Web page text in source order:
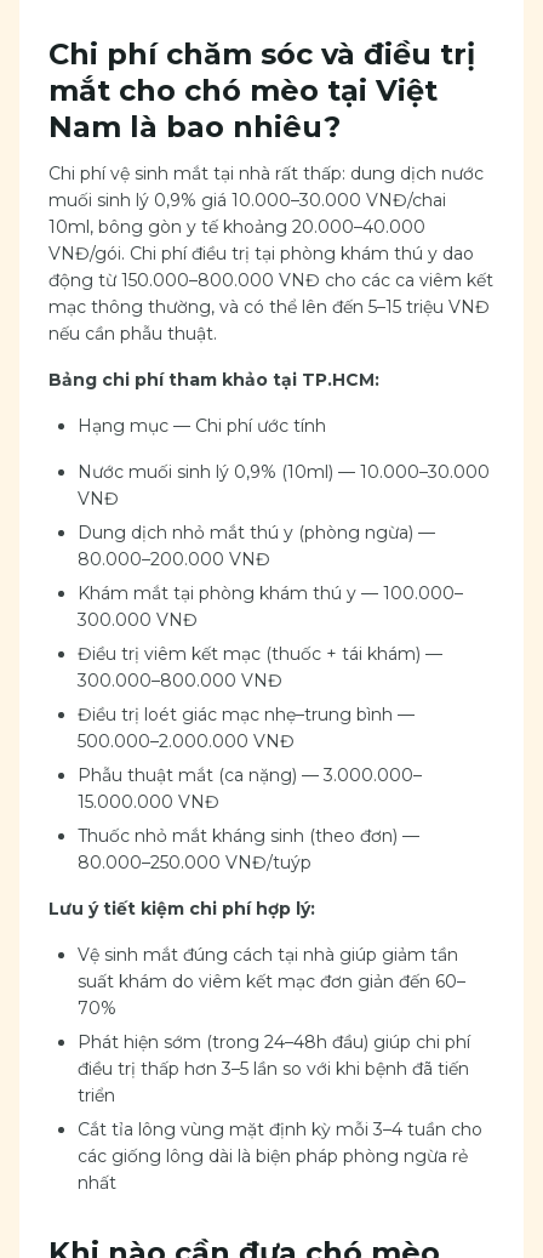
Chi phí chăm sóc và điều trị
mắt cho chó mèo tại Việt
Nam là bao nhiêu?
Chi phí vệ sinh mắt tại nhà rất thấp: dung dịch nước
muối sinh lý 0,9% giá 10.000–30.000 VNĐ/chai
10ml, bông gòn y tế khoảng 20.000–40.000
VNĐ/gói. Chi phí điều trị tại phòng khám thú y dao
động từ 150.000–800.000 VNĐ cho các ca viêm kết
mạc thông thường, và có thể lên đến 5–15 triệu VNĐ
nếu cần phẫu thuật.
Bảng chi phí tham khảo tại TP.HCM:
Hạng mục — Chi phí ước tính
Nước muối sinh lý 0,9% (10ml) — 10.000–30.000
VNĐ
Dung dịch nhỏ mắt thú y (phòng ngừa) —
80.000–200.000 VNĐ
Khám mắt tại phòng khám thú y — 100.000–
300.000 VNĐ
Điều trị viêm kết mạc (thuốc + tái khám) —
300.000–800.000 VNĐ
Điều trị loét giác mạc nhẹ–trung bình —
500.000–2.000.000 VNĐ
Phẫu thuật mắt (ca nặng) — 3.000.000–
15.000.000 VNĐ
Thuốc nhỏ mắt kháng sinh (theo đơn) —
80.000–250.000 VNĐ/tuýp
Lưu ý tiết kiệm chi phí hợp lý:
Vệ sinh mắt đúng cách tại nhà giúp giảm tần
suất khám do viêm kết mạc đơn giản đến 60–
70%
Phát hiện sớm (trong 24–48h đầu) giúp chi phí
điều trị thấp hơn 3–5 lần so với khi bệnh đã tiến
triển
Cắt tỉa lông vùng mặt định kỳ mỗi 3–4 tuần cho
các giống lông dài là biện pháp phòng ngừa rẻ
nhất